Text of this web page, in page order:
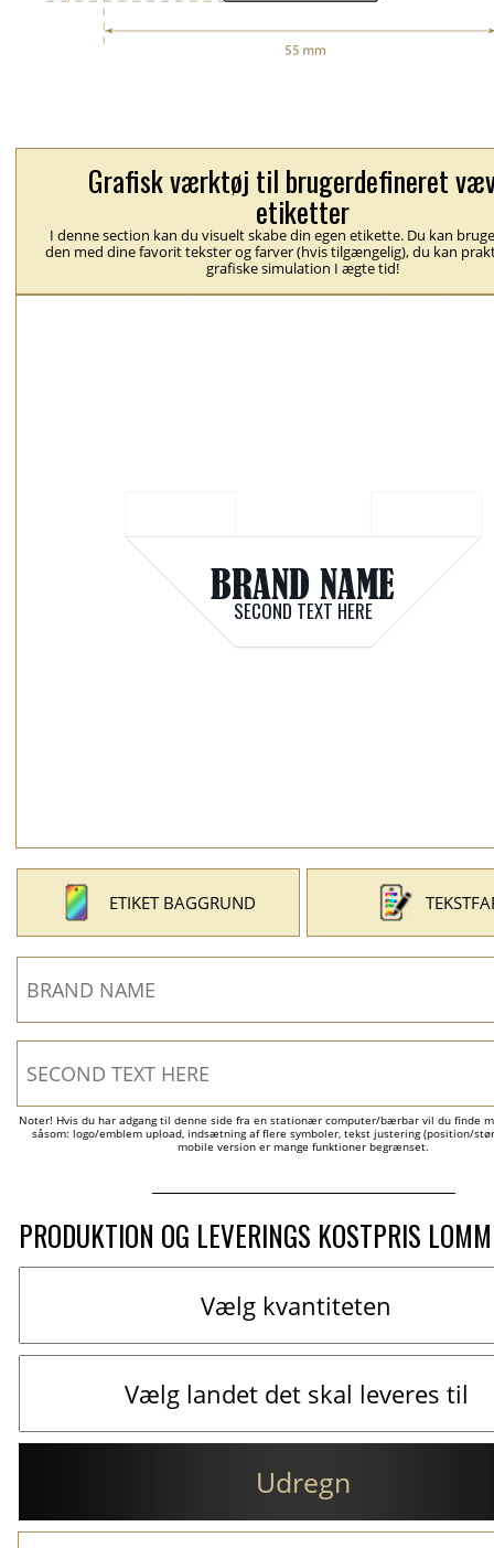
Grafisk værktøj til brugerdefineret
etiketter
I denne section kan du visuelt skabe din egen etikette. Du kan
den med dine favorit tekster og farver (hvis tilgængelig), du kan
grafiske simulation I ægte tid!
ETIKET BAGGRUND
Noter! Hvis du har adgang til denne side fra en stationær computer/bærbar vil du finde
såsom: logo/emblem upload, indsætning af flere symboler, tekst justering (position/
mobile version er mange funktioner begrænset.
PRODUKTION OG LEVERINGS KOSTPRIS
Udregn